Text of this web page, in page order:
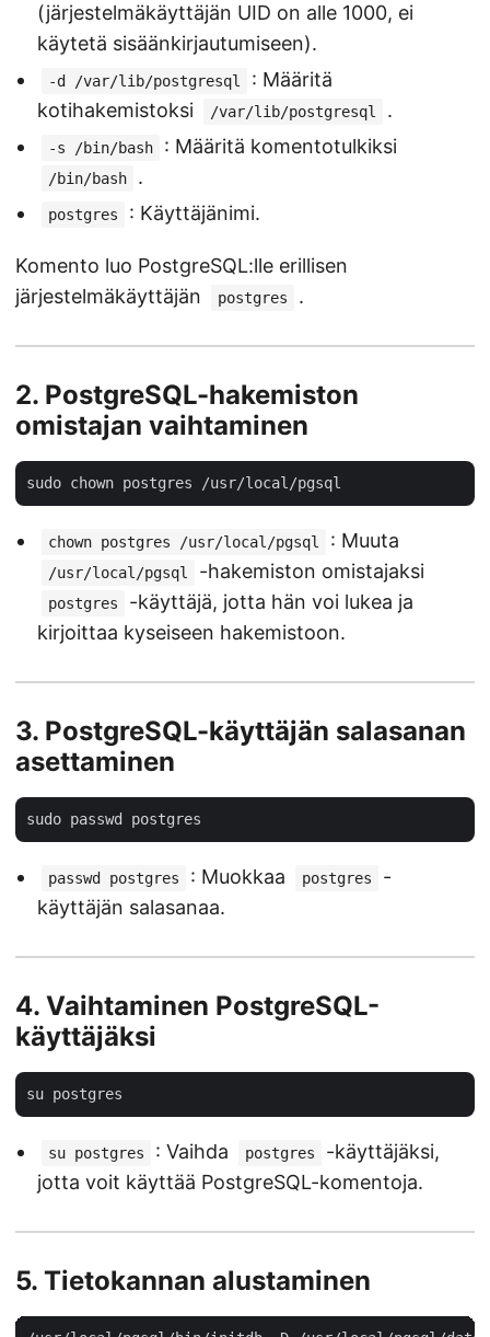
(järjestelmäkäyttäjän UID on alle 1000, ei
käytetä sisäänkirjautumiseen).
-d /var/lib/postgresql
: Määritä
kotihakemistoksi
/var/lib/postgresql .
-s /bin/bash : Määritä komentotulkiksi
/bin/bash .
postgres : Käyttäjänimi.
Komento luo PostgreSQL:lle erillisen
järjestelmäkäyttäjän
postgres .
2. PostgreSQL-hakemiston
omistajan vaihtaminen
chown postgres /usr/local/pgsql : Muuta
/usr/local/pgsql -hakemiston omistajaksi
postgres
-käyttäjä, jotta hän voi lukea ja
kirjoittaa kyseiseen hakemistoon.
3. PostgreSQL-käyttäjän salasanan
asettaminen
passwd postgres : Muokkaa postgres
-
käyttäjän salasanaa.
4. Vaihtaminen PostgreSQL-
käyttäjäksi
su postgres : Vaihda postgres
-käyttäjäksi,
jotta voit käyttää PostgreSQL-komentoja.
5. Tietokannan alustaminen